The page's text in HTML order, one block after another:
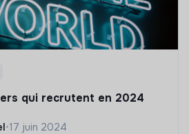
qui recrutent en 2024
•17 juin 2024